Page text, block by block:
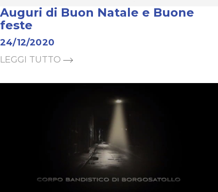
Auguri di Buon Natale e Buone
feste
24/12/2020
LEGGI TUTTO